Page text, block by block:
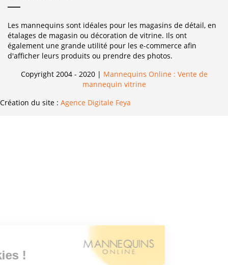
Les mannequins sont idéales pour les magasins de détail, en
étalages de magasin ou décoration de vitrine. Ils ont
également une grande utilité pour les e-commerce afin
d'afficher leurs produits ou prendre des photos.
Copyright 2004 - 2020 | Mannequins Online : Vente de
mannequin vitrine
Création du site : Agence Digitale Feya